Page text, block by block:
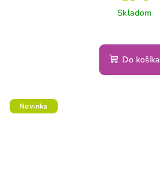
Skladom
Do košíka
Novinka